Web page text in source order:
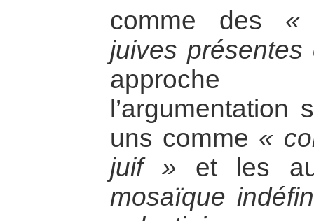
comme des «
juives
approche
uns comme «
juif » et les
mosaïque